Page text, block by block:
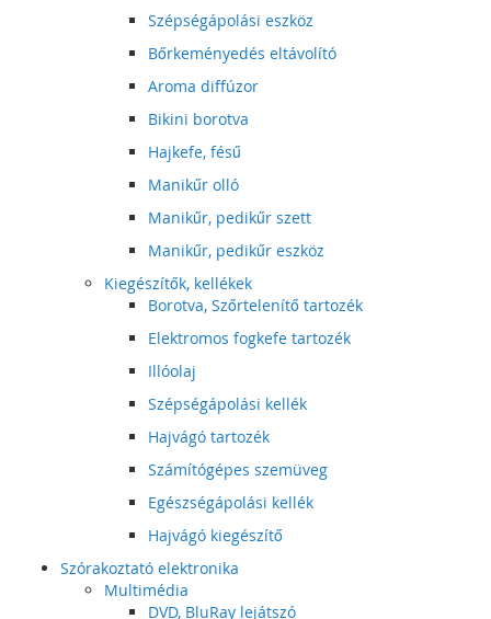
Szépségápolási eszköz
Bőrkeményedés eltávolító
Aroma diffúzor
Bikini borotva
Hajkefe, fésű
Manikűr olló
Manikűr, pedikűr szett
Manikűr, pedikűr eszköz
Kiegészítők, kellékek
Borotva, Szőrtelenítő tartozék
Elektromos fogkefe tartozék
Illóolaj
Szépségápolási kellék
Hajvágó tartozék
Számítógépes szemüveg
Egészségápolási kellék
Hajvágó kiegészítő
Szórakoztató elektronika
Multimédia
DVD, BluRay lejátszó